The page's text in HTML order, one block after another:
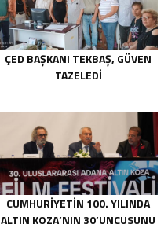
ÇED BAŞKANI TEKBAŞ, GÜVEN
TAZELEDİ
CUMHURIYETIN 100. YILINDA
ALTIN KOZA’NIN 30’UNCUSUNU